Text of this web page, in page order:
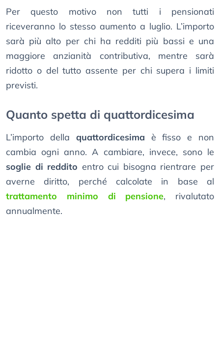
Per questo motivo non tutti i pensionati
riceveranno lo stesso aumento a luglio. L’importo
sarà più alto per chi ha redditi più bassi e una
maggiore anzianità contributiva, mentre sarà
ridotto o del tutto assente per chi supera i limiti
previsti.
Quanto spetta di quattordicesima
L’importo della quattordicesima è fisso e non
cambia ogni anno. A cambiare, invece, sono le
soglie di reddito entro cui bisogna rientrare per
averne diritto, perché calcolate in base al
trattamento minimo di pensione, rivalutato
annualmente.